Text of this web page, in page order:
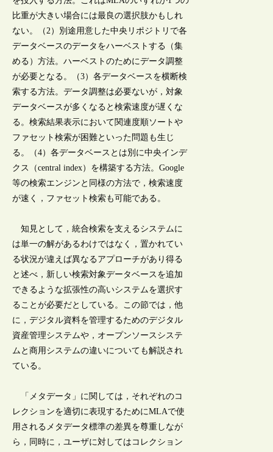
比重が大きい場合には最良の選択肢かもしれ
ない。（2）別途用意した中央リポジトリで各
データベースのデータをハーベストする（集
める）方法。ハーベストのためにデータ調整
が必要となる。（3）各データベースを横断検
索する方法。データ調整は必要ないが，対象
データベースが多くなると検索速度が遅くな
る。検索結果表示において関連度順ソートや
ファセット検索が困難といった問題も生じ
る。（4）各データベースとは別に中央インデ
クス（central index）を構築する方法。Google
等の検索エンジンと同様の方法で，検索速度
が速く，ファセット検索も可能である。
知見として，統合検索を支えるシステムに
は単一の解があるわけではなく，置かれてい
る状況が違えば異なるアプローチがあり得る
と述べ，新しい検索対象データベースを追加
できるような拡張性の高いシステムを選択す
ることが必要だとしている。この節では，他
に，デジタル資料を管理するためのデジタル
資産管理システムや，オープンソースシステ
ムと商用システムの違いについても解説され
ている。
「メタデータ」に関しては，それぞれのコ
レクションを適切に表現するためにMLAで使
用されるメタデータ標準の差異を尊重しなが
ら，同時に，ユーザに対してはコレクション